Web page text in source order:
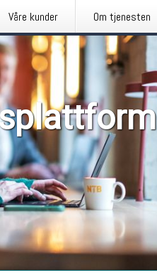
Våre kunder Om tjenesten